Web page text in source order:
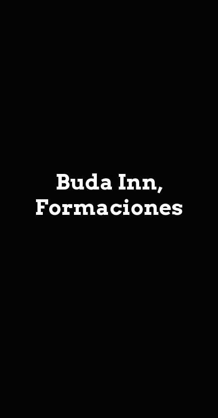
Buda Inn,
Formaciones